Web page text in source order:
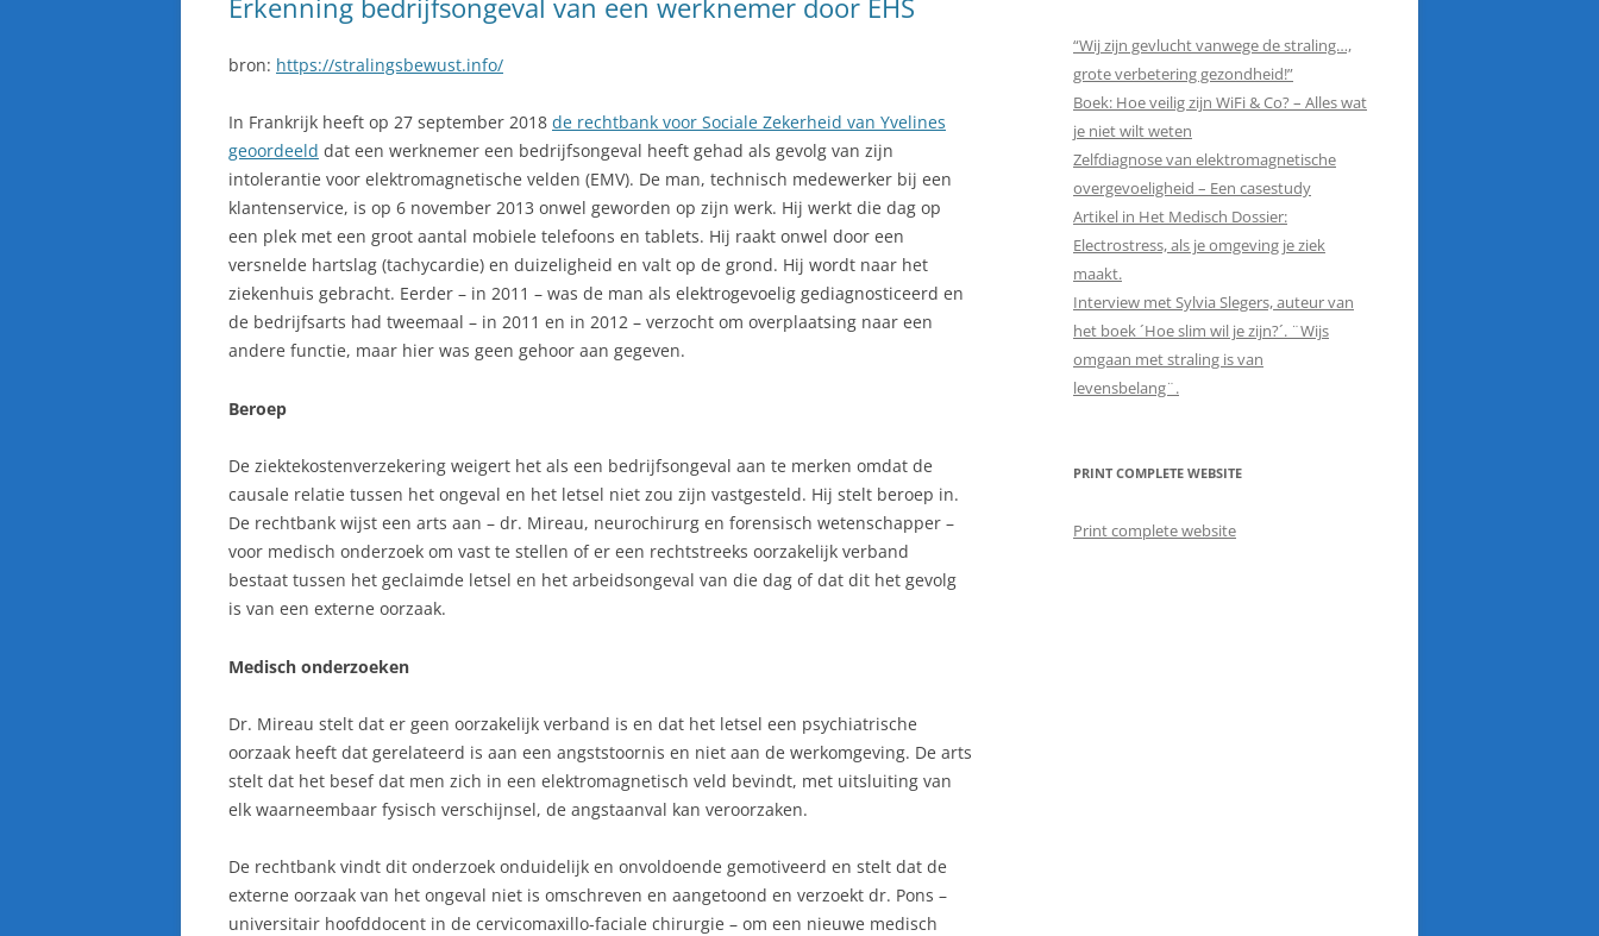
ERVARINGEN VAN
Erkenning bedrijfsongeval van een werknemer door EHS
bron: https://stralingsbewust.info/
In Frankrijk heeft op 27 september 2018 de rechtbank voor Sociale Zekerheid van Yvelines
geoordeeld dat een werknemer een bedrijfsongeval heeft gehad als gevolg van zijn
intolerantie voor elektromagnetische velden (EMV). De man, technisch medewerker bij een
klantenservice, is op 6 november 2013 onwel geworden op zijn werk. Hij werkt die dag op
een plek met een groot aantal mobiele telefoons en tablets. Hij raakt onwel door een
versnelde hartslag (tachycardie) en duizeligheid en valt op de grond. Hij wordt naar het
ziekenhuis gebracht. Eerder – in 2011 – was de man als elektrogevoelig gediagnosticeerd en
de bedrijfsarts had tweemaal – in 2011 en in 2012 – verzocht om overplaatsing naar een
andere functie, maar hier was geen gehoor aan gegeven.
Beroep
De ziektekostenverzekering weigert het als een bedrijfsongeval aan te merken omdat de
causale relatie tussen het ongeval en het letsel niet zou zijn vastgesteld. Hij stelt beroep in.
De rechtbank wijst een arts aan – dr. Mireau, neurochirurg en forensisch wetenschapper –
voor medisch onderzoek om vast te stellen of er een rechtstreeks oorzakelijk verband
bestaat tussen het geclaimde letsel en het arbeidsongeval van die dag of dat dit het gevolg
is van een externe oorzaak.
Medisch onderzoeken
Dr. Mireau stelt dat er geen oorzakelijk verband is en dat het letsel een psychiatrische
oorzaak heeft dat gerelateerd is aan een angststoornis en niet aan de werkomgeving. De arts
stelt dat het besef dat men zich in een elektromagnetisch veld bevindt, met uitsluiting van
elk waarneembaar fysisch verschijnsel, de angstaanval kan veroorzaken.
De rechtbank vindt dit onderzoek onduidelijk en onvoldoende gemotiveerd en stelt dat de
externe oorzaak van het ongeval niet is omschreven en aangetoond en verzoekt dr. Pons –
universitair hoofddocent in de cervicomaxillo-faciale chirurgie – om een nieuwe medisch
“Wij zijn gevlucht vanwege de straling…,
grote verbetering gezondheid!”
Boek: Hoe veilig zijn WiFi & Co? – Alles wat
je niet wilt weten
Zelfdiagnose van elektromagnetische
overgevoeligheid – Een casestudy
Artikel in Het Medisch Dossier:
Electrostress, als je omgeving je ziek
maakt.
Interview met Sylvia Slegers, auteur van
het boek ´Hoe slim wil je zijn?´. ¨Wijs
omgaan met straling is van
levensbelang¨.
PRINT COMPLETE WEBSITE
Print complete website